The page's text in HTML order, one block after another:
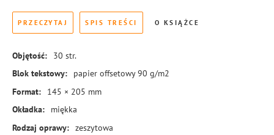
PRZECZYTAJ SPIS TREŚCI O KSIĄŻCE
Objętość: 30 str.
Blok tekstowy:
papier offsetowy 90 g/m2
Format:
145 × 205 mm
Okładka:
miękka
Rodzaj oprawy: zeszytowa